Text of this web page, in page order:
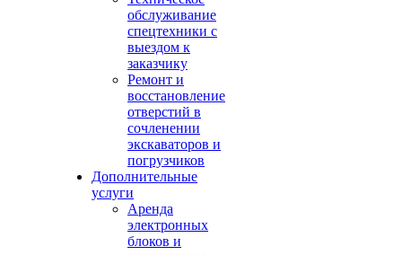
обслуживание
спецтехники с
выездом к
заказчику
Ремонт и
восстановление
отверстий в
сочленении
экскаваторов и
погрузчиков
Дополнительные
услуги
Аренда
электронных
блоков и